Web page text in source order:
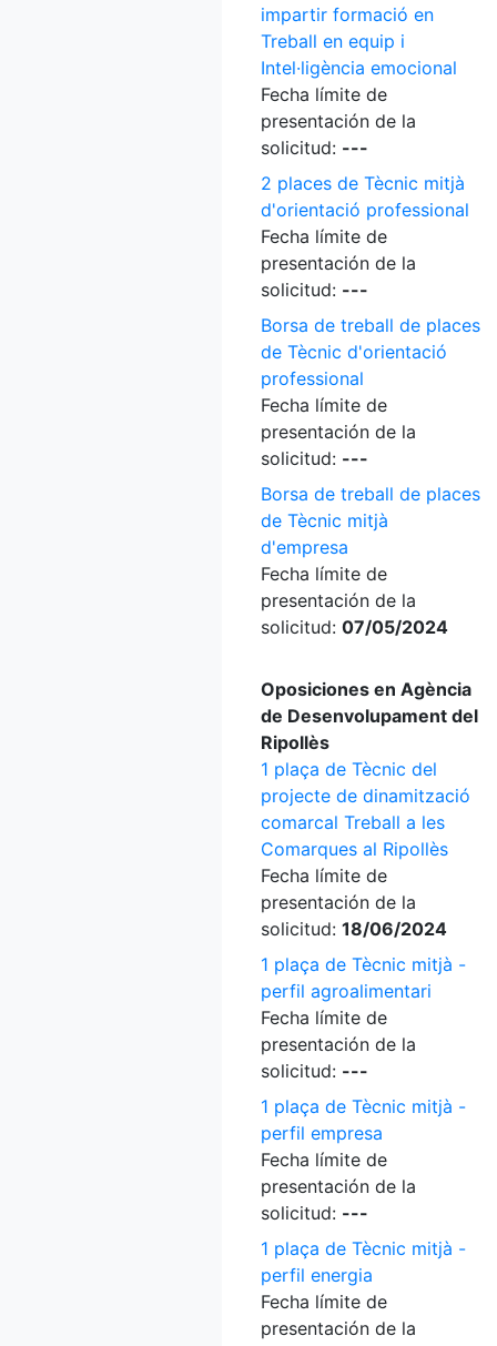
impartir formació en
Treball en equip i
Intel·ligència emocional
Fecha límite de
presentación de la
solicitud: ---
2 places de Tècnic mitjà
d'orientació professional
Fecha límite de
presentación de la
solicitud: ---
Borsa de treball de places
de Tècnic d'orientació
professional
Fecha límite de
presentación de la
solicitud: ---
Borsa de treball de places
de Tècnic mitjà
d'empresa
Fecha límite de
presentación de la
solicitud: 07/05/2024
Oposiciones en Agència
de Desenvolupament del
Ripollès
1 plaça de Tècnic del
projecte de dinamització
comarcal Treball a les
Comarques al Ripollès
Fecha límite de
presentación de la
solicitud: 18/06/2024
1 plaça de Tècnic mitjà -
perfil agroalimentari
Fecha límite de
presentación de la
solicitud: ---
1 plaça de Tècnic mitjà -
perfil empresa
Fecha límite de
presentación de la
solicitud: ---
1 plaça de Tècnic mitjà -
perfil energia
Fecha límite de
presentación de la